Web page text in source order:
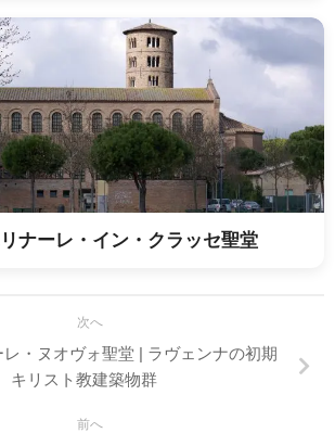
ナーレ・イン・クラッセ聖堂
次へ
・ヌオヴォ聖堂 | ラヴェンナの初期
キリスト教建築物群
前へ